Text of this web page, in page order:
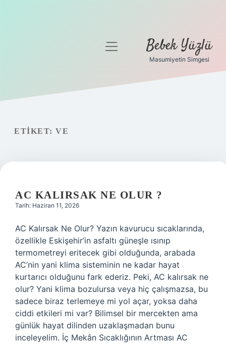
Gizlilik Politikası
menüyü
Bebek Yüzlü
Masumiyetin Simgesi
ETIKET: VE
AC KALIRSAK NE OLUR ?
Tarih: Haziran 11, 2026
AC Kalırsak Ne Olur? Yazın kavurucu sıcaklarında,
özellikle Eskişehir’in asfaltı güneşle ısınıp
termometreyi eritecek gibi olduğunda, arabada
AC’nin yani klima sisteminin ne kadar hayat
kurtarıcı olduğunu fark ederiz. Peki, AC kalırsak ne
olur? Yani klima bozulursa veya hiç çalışmazsa, bu
sadece biraz terlemeye mi yol açar, yoksa daha
ciddi etkileri mi var? Bilimsel bir mercekten ama
günlük hayat dilinden uzaklaşmadan bunu
inceleyelim. İç Mekân Sıcaklığının Artması AC